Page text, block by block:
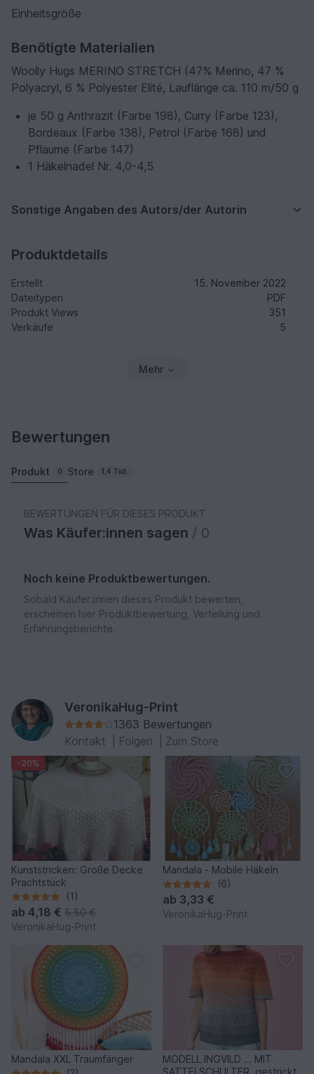
Einheitsgröße
Benötigte Materialien
Woolly Hugs MERINO STRETCH (47% Merino, 47 %
Polyacryl, 6 % Polyester Elité, Lauflänge ca. 110 m/50 g
je 50 g Anthrazit (Farbe 198), Curry (Farbe 123),
Bordeaux (Farbe 138), Petrol (Farbe 168) und
Pflaume (Farbe 147)
1 Häkelnadel Nr. 4,0-4,5
Sonstige Angaben des Autors/der Autorin
Produktdetails
Erstellt
15. November 2022
Dateitypen
PDF
Produkt Views
351
Verkäufe
5
Mehr
Bewertungen
Produkt 0 Store 1,4 Tsd.
BEWERTUNGEN FÜR DIESES PRODUKT
Was Käufer:innen sagen / 0
Noch keine Produktbewertungen.
Sobald Käufer:innen dieses Produkt bewerten,
erscheinen hier Produktbewertung, Verteilung und
Erfahrungsberichte.
VeronikaHug-Print
1363 Bewertungen
Kontakt
Folgen Zum Store
-20%
Kunststricken: Große Decke
Prachtstück
(1)
ab 4,18 € 5,50 €
VeronikaHug-Print
Mandala - Mobile Häkeln
(6)
ab 3,33 €
VeronikaHug-Print
Mandala XXL Traumfänger
MODELL INGVILD … MIT